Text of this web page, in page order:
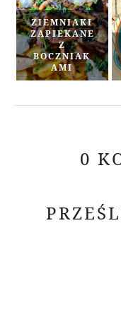
ZIEMNIAKI
ZAPIEKANE
Z
BOCZNIAK
AMI
0